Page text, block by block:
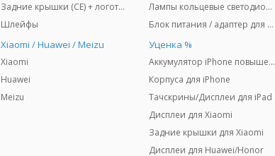
Задние крышки (CE) + логотип
Шлейфы
Лампы кольцевые светодиодные + штативы
Блок питания / адаптер для MacBook "MagSafe"
Xiaomi / Huawei / Meizu
Xiaomi
Huawei
Meizu
Уценка %
Аккумулятор iPhone повышенной ёмкости
Корпуса для iPhone
Тачскрины/Дисплеи для iPad
Дисплеи для Xiaomi
Задние крышки для Xiaomi
Дисплеи для Huawei/Honor